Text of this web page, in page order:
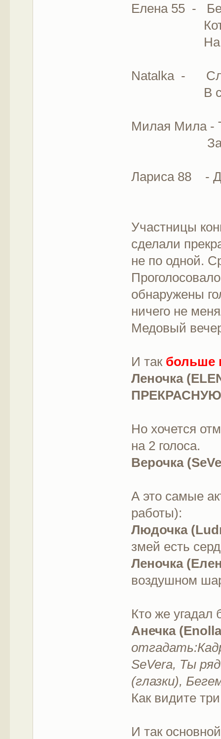
Елена 55 -
Коты
На
Natalka -
В сердце
Милая Мила -
Зайка
Лариса 88 -
Участницы
сделали
не по одной.
обнаружены
ничего не
Медовый
И так больше
Леночка
Но хочется
на 2 голоса.
Верочка
А это самые
работы):
Людочка
змей есть
Леночка
воздушном
Кто же угадал
Анечка
SeVera, Ты
(глазки),
Как видите
И так